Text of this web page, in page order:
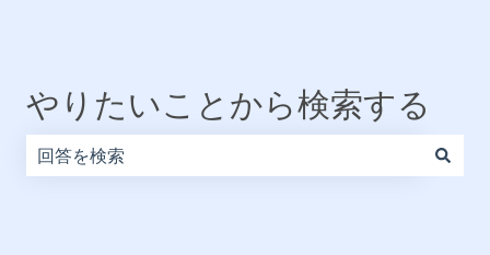
やりたいことから検索する